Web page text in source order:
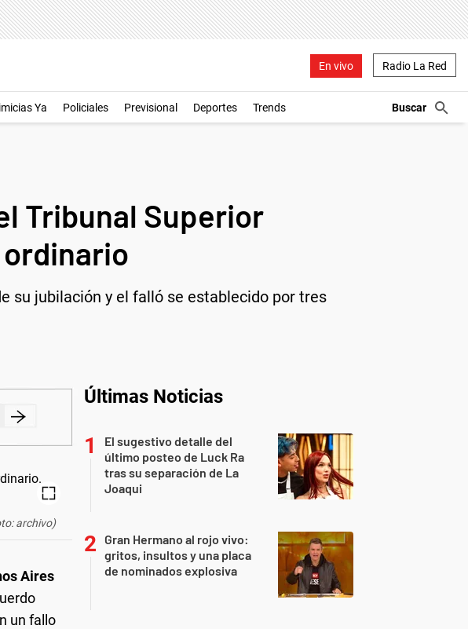
En vivo Radio La Red
Ya Policiales Previsional Deportes Trends
Tribunal Superior
su jubilación y el falló se establecido por tres
archivo)
Aires
un fallo
Últimas Noticias
El sugestivo detalle del
último posteo de Luck Ra
tras su separación de La
Joaqui
Gran Hermano al rojo vivo:
gritos, insultos y una placa
de nominados explosiva